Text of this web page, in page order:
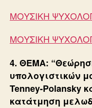
ΜΟΥΣΙΚΗ
ΜΟΥΣΙΚΗ
4. ΘΕΜΑ:
υπολογιστικών
Tenney-Polansky
κατάτμηση